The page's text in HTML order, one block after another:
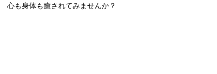
心も身体も癒されてみませんか？